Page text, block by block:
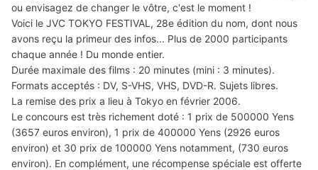
ou envisagez de changer le vôtre, c'est le moment !
Voici le JVC TOKYO FESTIVAL, 28e édition du nom, dont nous
avons reçu la primeur des infos... Plus de 2000 participants
chaque année ! Du monde entier.
Durée maximale des films : 20 minutes (mini : 3 minutes).
Formats acceptés : DV, S-VHS, VHS, DVD-R. Sujets libres.
La remise des prix a lieu à Tokyo en février 2006.
Le concours est très richement doté : 1 prix de 500000 Yens
(3657 euros environ), 1 prix de 400000 Yens (2926 euros
environ) et 30 prix de 100000 Yens notamment, (730 euros
environ). En complément, une récompense spéciale est offerte